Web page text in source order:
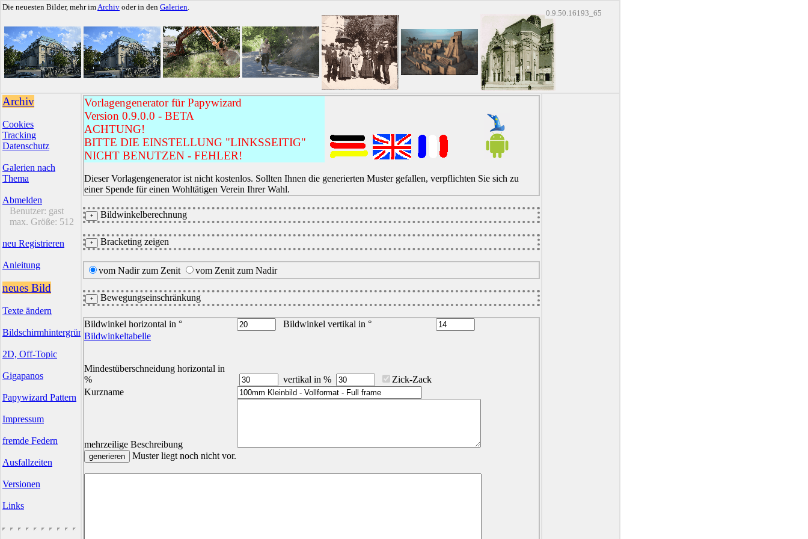
Die neuesten Bilder, mehr imArchiv oder in den Galerien.
0.9.50.16193_65
Archiv
Cookies
Tracking
Datenschutz
Galerien nach
Thema
Abmelden
Benutzer: gast
max. Größe: 512
neu Registrieren
Anleitung
neues Bild
Texte ändern
Bildschirmhintergründe
2D, Off-Topic
Gigapanos
Papywizard Pattern
Impressum
fremde Federn
Ausfallzeiten
Versionen
Links
Vorlagengenerator für Papywizard
Version 0.9.0.0 - BETA
ACHTUNG!
BITTE DIE EINSTELLUNG "LINKSSEITIG"
NICHT BENUTZEN - FEHLER!
Dieser Vorlagengenerator ist nicht kostenlos. Sollten Ihnen die generierten Muster gefallen, verpflichten Sie sich zu
einer Spende für einen Wohltätigen Verein Ihrer Wahl.
Bildwinkelberechnung
Bracketing zeigen
vom Nadir zum Zenit vom Zenit zum Nadir
Bewegungseinschränkung
Bildwinkel horizontal in °
Bildwinkel vertikal in °
Bildwinkeltabelle
Mindestüberschneidung horizontal in
%
vertikal in %
Zick-Zack
Kurzname
mehrzeilige Beschreibung
Muster liegt noch nicht vor.